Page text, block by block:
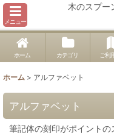
メニュー
木のスプー
ホーム カテゴリ ご利
ホーム > アルファベット
アルファベット
筆記体の刻印がポイントの